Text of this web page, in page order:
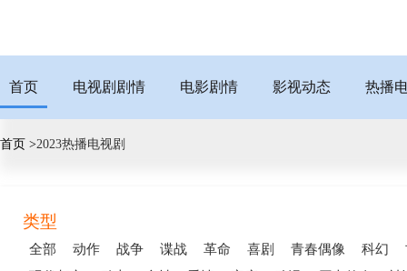
首页 电视剧剧情 电影剧情 影视动态 热播
首页 >2023热播电视剧
类型
全部 动作 战争 谍战 革命 喜剧 青春偶像 科幻